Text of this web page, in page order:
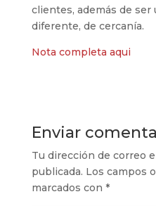
clientes, además de
diferente, de cercanía.
Nota completa aqui
Enviar
Tu dirección de correo
publicada. Los campos
marcados con *